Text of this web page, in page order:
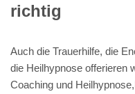
richtig
Auch die Trauerhilfe, die
die Heilhypnose offerieren
Coaching und